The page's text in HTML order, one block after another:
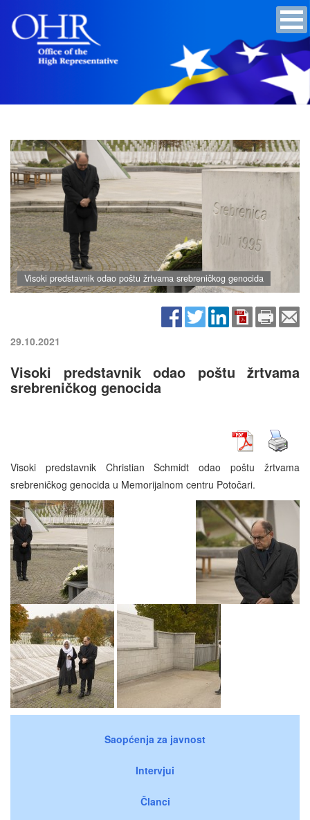
Visoki predstavnik odao poštu žrtvama srebreničkog genocida
29.10.2021
Visoki predstavnik odao poštu žrtvama
srebreničkog genocida
Visoki predstavnik Christian Schmidt odao poštu žrtvama
srebreničkog genocida u Memorijalnom centru Potočari.
Saopćenja za javnost
Intervjui
Članci